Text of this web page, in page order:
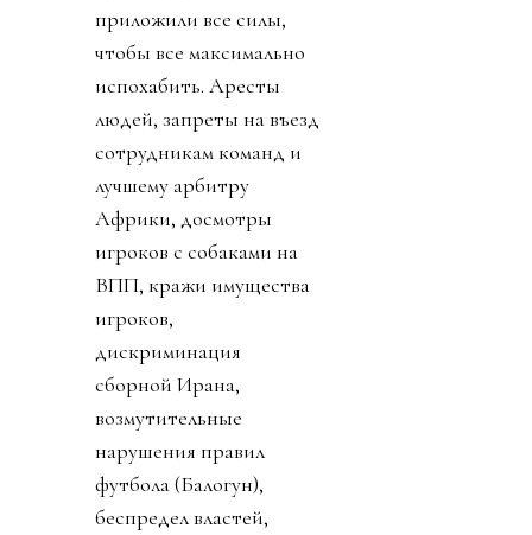
приложили все силы,
чтобы все максимально
испохабить. Аресты
людей, запреты на въезд
сотрудникам команд и
лучшему арбитру
Африки, досмотры
игроков с собаками на
ВПП, кражи имущества
игроков,
дискриминация
сборной Ирана,
возмутительные
нарушения правил
футбола (Балогун),
беспредел властей,